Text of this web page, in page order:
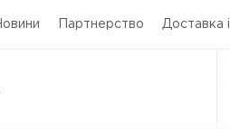
Партнерство Доставка